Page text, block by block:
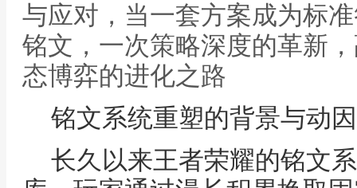
与应对，当一套方案成为标
铭文，一次策略深度的革新
态博弈的进化之路
铭文系统重塑的背景与动因
长久以来王者荣耀的铭文